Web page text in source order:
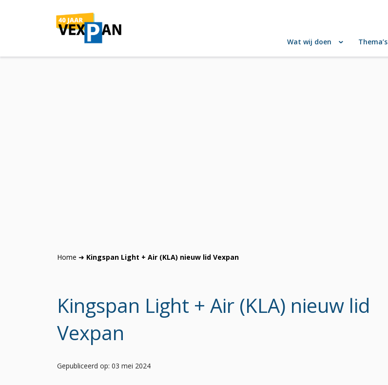
Wat wij doen Thema’s
Home ➜ Kingspan Light + Air (KLA) nieuw lid Vexpan
Kingspan Light + Air (KLA) nieuw lid
Vexpan
Gepubliceerd op: 03 mei 2024